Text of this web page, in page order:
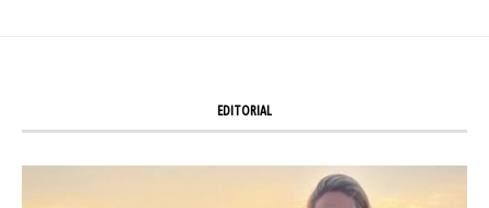
EDITORIAL